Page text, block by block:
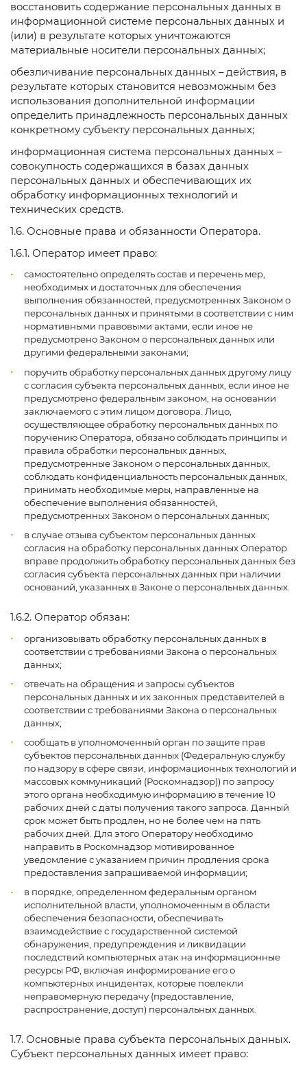
восстановить содержание персональных данных в
информационной системе персональных данных и
(или) в результате которых уничтожаются
материальные носители персональных данных;
обезличивание персональных данных – действия, в
результате которых становится невозможным без
использования дополнительной информации
определить принадлежность персональных данных
конкретному субъекту персональных данных;
информационная система персональных данных –
совокупность содержащихся в базах данных
персональных данных и обеспечивающих их
обработку информационных технологий и
технических средств.
1.6. Основные права и обязанности Оператора.
1.6.1. Оператор имеет право:
самостоятельно определять состав и перечень мер,
необходимых и достаточных для обеспечения
выполнения обязанностей, предусмотренных Законом о
персональных данных и принятыми в соответствии с ним
нормативными правовыми актами, если иное не
предусмотрено Законом о персональных данных или
другими федеральными законами;
поручить обработку персональных данных другому лицу
с согласия субъекта персональных данных, если иное не
предусмотрено федеральным законом, на основании
заключаемого с этим лицом договора. Лицо,
осуществляющее обработку персональных данных по
поручению Оператора, обязано соблюдать принципы и
правила обработки персональных данных,
предусмотренные Законом о персональных данных,
соблюдать конфиденциальность персональных данных,
принимать необходимые меры, направленные на
обеспечение выполнения обязанностей,
предусмотренных Законом о персональных данных;
в случае отзыва субъектом персональных данных
согласия на обработку персональных данных Оператор
вправе продолжить обработку персональных данных без
согласия субъекта персональных данных при наличии
оснований, указанных в Законе о персональных данных.
1.6.2. Оператор обязан:
организовывать обработку персональных данных в
соответствии с требованиями Закона о персональных
данных;
отвечать на обращения и запросы субъектов
персональных данных и их законных представителей в
соответствии с требованиями Закона о персональных
данных;
сообщать в уполномоченный орган по защите прав
субъектов персональных данных (Федеральную службу
по надзору в сфере связи, информационных технологий и
массовых коммуникаций (Роскомнадзор)) по запросу
этого органа необходимую информацию в течение 10
рабочих дней с даты получения такого запроса. Данный
срок может быть продлен, но не более чем на пять
рабочих дней. Для этого Оператору необходимо
направить в Роскомнадзор мотивированное
уведомление с указанием причин продления срока
предоставления запрашиваемой информации;
в порядке, определенном федеральным органом
исполнительной власти, уполномоченным в области
обеспечения безопасности, обеспечивать
взаимодействие с государственной системой
обнаружения, предупреждения и ликвидации
последствий компьютерных атак на информационные
ресурсы РФ, включая информирование его о
компьютерных инцидентах, которые повлекли
неправомерную передачу (предоставление,
распространение, доступ) персональных данных.
1.7. Основные права субъекта персональных данных.
Субъект персональных данных имеет право: